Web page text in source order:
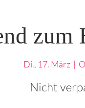
zum
Di., 17. März
  |
Nicht